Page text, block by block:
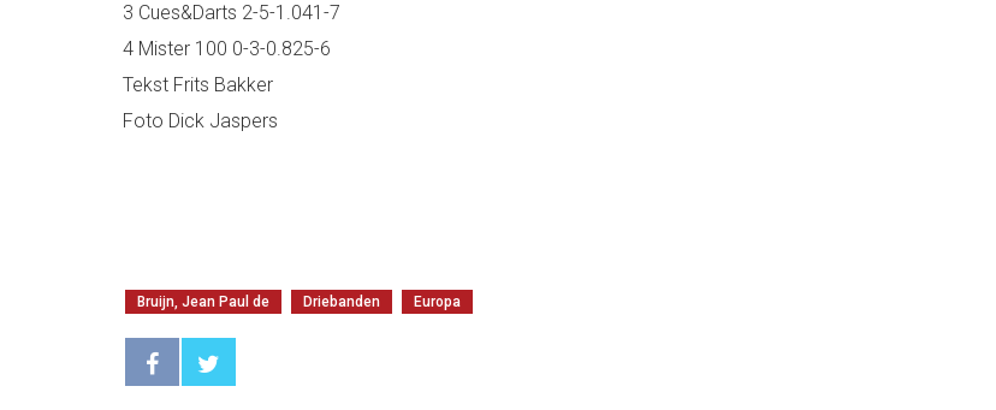
3 Cues&Darts 2-5-1.041-7
4 Mister 100 0-3-0.825-6
Tekst Frits Bakker
Foto Dick Jaspers
Bruijn, Jean Paul de Driebanden Europa